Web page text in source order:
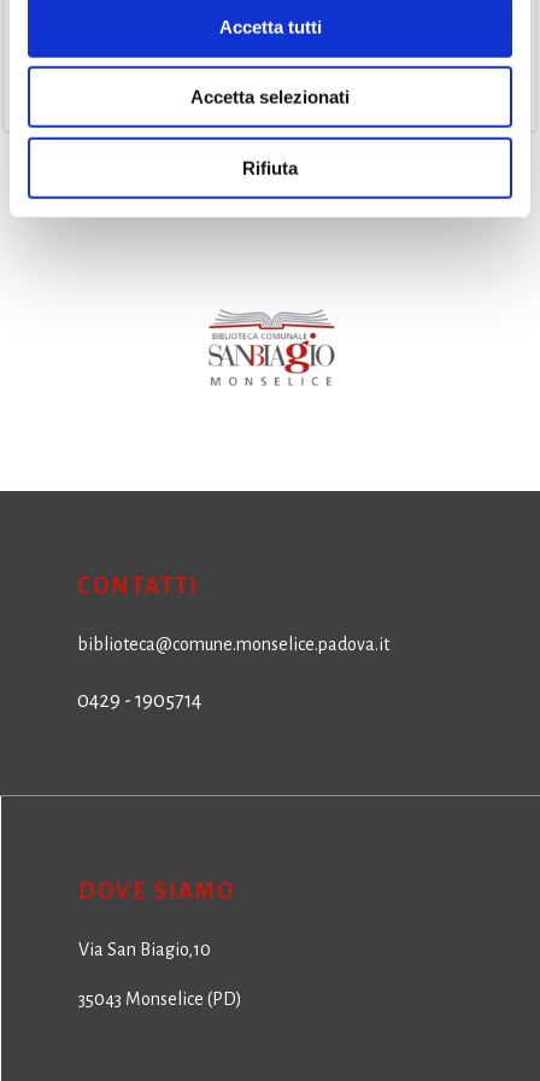
Accetta tutti
Accetta selezionati
Rifiuta
Senza categoria(1)
CONTATTI
biblioteca@comune.monselice.padova.it
0429 - 1905714
DOVE SIAMO
Via San Biagio,10
35043 Monselice (PD)